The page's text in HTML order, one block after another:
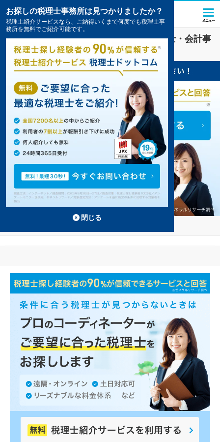
その他業界に強い越前市(福井県)の税理士・会計事
務所の一覧
お探しの税理士事務所は見つかりましたか？
税理士紹介サービスなら、ご納得いくまで何度でも税理士事
務所を無料でご紹介可能です。
閉じる